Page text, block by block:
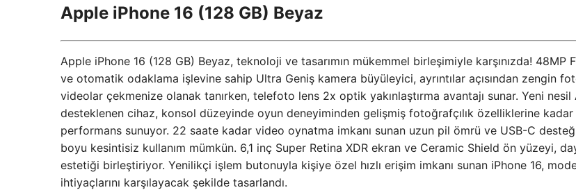
Apple iPhone 16 (128 GB) Beyaz
Apple iPhone 16 (128 GB) Beyaz, teknoloji ve tasarımın mükemmel birleşimiyle karşınızda! 48MP
ve otomatik odaklama işlevine sahip Ultra Geniş kamera büyüleyici, ayrıntılar açısından zengin
videolar çekmenize olanak tanırken, telefoto lens 2x optik yakınlaştırma avantajı sunar. Yeni nesil
desteklenen cihaz, konsol düzeyinde oyun deneyiminden gelişmiş fotoğrafçılık özelliklerine kadar
performans sunuyor. 22 saate kadar video oynatma imkanı sunan uzun pil ömrü ve USB-C
boyu kesintisiz kullanım mümkün. 6,1 inç Super Retina XDR ekran ve Ceramic Shield ön yüzeyi,
estetiği birleştiriyor. Yenilikçi işlem butonuyla kişiye özel hızlı erişim imkanı sunan iPhone 16,
ihtiyaçlarını karşılayacak şekilde tasarlandı.